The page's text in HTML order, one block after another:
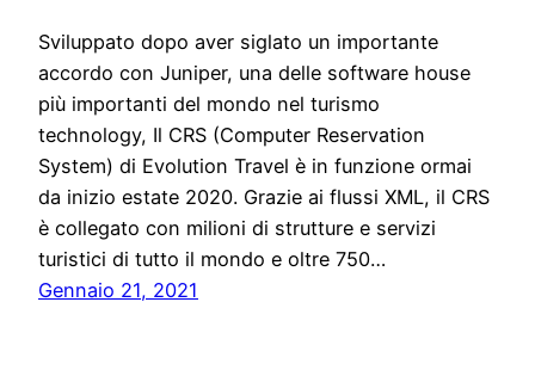
Sviluppato dopo aver siglato un importante
accordo con Juniper, una delle software house
più importanti del mondo nel turismo
technology, Il CRS (Computer Reservation
System) di Evolution Travel è in funzione ormai
da inizio estate 2020. Grazie ai flussi XML, il CRS
è collegato con milioni di strutture e servizi
turistici di tutto il mondo e oltre 750…
Gennaio 21, 2021